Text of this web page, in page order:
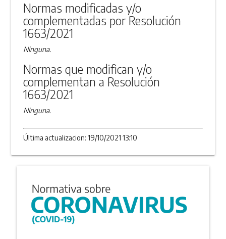
Normas modificadas y/o
complementadas por Resolución
1663/2021
Ninguna.
Normas que modifican y/o
complementan a Resolución
1663/2021
Ninguna.
Última actualizacion: 19/10/2021 13:10